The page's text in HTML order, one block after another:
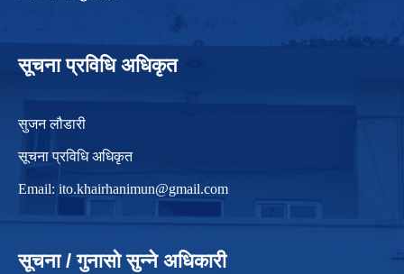
सूचना प्रविधि अधिकृत
सुजन लौडारी
सूचना प्रविधि अधिकृत
Email: ito.khairhanimun@gmail.com
सूचना / गुनासो सुन्ने अधिकारी